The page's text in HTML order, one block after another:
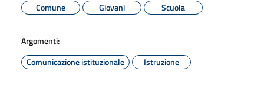
Comune
Giovani Scuola
Argomenti:
Comunicazione istituzionale
Istruzione